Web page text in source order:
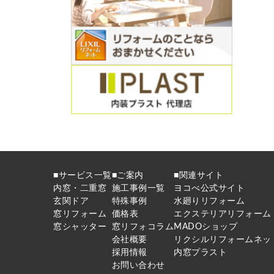
■サービス一覧
内窓・二重窓
玄関ドア
窓リフォーム
窓シャッター
■ご案内
施工事例一覧
特殊事例
価格表
窓リフォコラム
会社概要
採用情報
お問い合わせ
■関連サイト
ヨコべ公式サイト
水廻りリフォーム
エクステリアリフォーム
MADOショップ
リクシルリフォームネッ
内窓プラスト